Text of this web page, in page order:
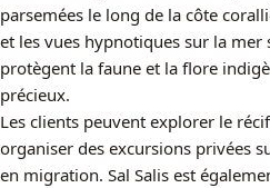
parsemées le long de la côte
et les vues hypnotiques sur la mer
protègent la faune et la flore
précieux.
Les clients peuvent explorer le
organiser des excursions privées
en migration. Sal Salis est